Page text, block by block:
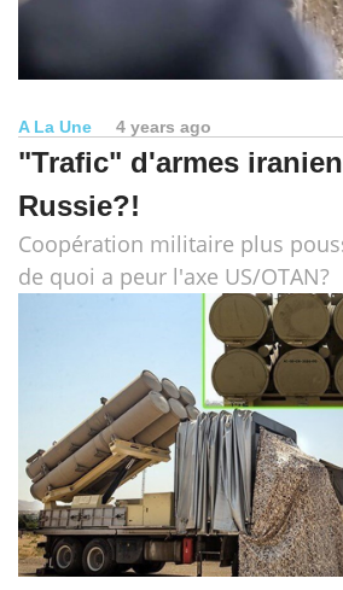
A La Une 4 years ago
"Trafic" d'armes
Russie?!
Coopération militaire plus
de quoi a peur l'axe US/OTAN?